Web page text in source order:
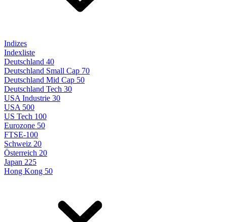
Indizes
Indexliste
Deutschland 40
Deutschland Small Cap 70
Deutschland Mid Cap 50
Deutschland Tech 30
USA Industrie 30
USA 500
US Tech 100
Eurozone 50
FTSE-100
Schweiz 20
Österreich 20
Japan 225
Hong Kong 50